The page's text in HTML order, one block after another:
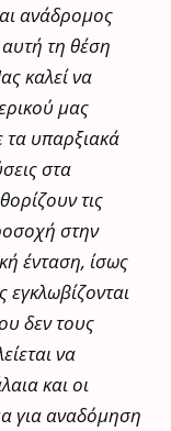
ανάδρομος
τη θέση
καλεί να
μας
τα υπαρξιακά
στα
τις
στην
ένταση, ίσως
δεν τους
να
και οι
για αναδόμηση